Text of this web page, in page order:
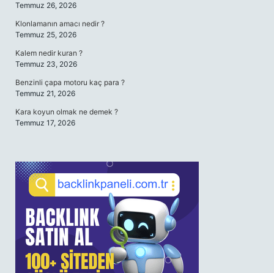
Temmuz 26, 2026
Klonlamanın amacı nedir ?
Temmuz 25, 2026
Kalem nedir kuran ?
Temmuz 23, 2026
Benzinli çapa motoru kaç para ?
Temmuz 21, 2026
Kara koyun olmak ne demek ?
Temmuz 17, 2026